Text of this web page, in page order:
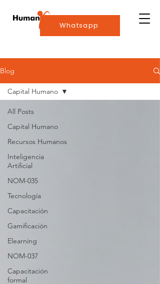
Whatsapp
Blog
All Posts
Capital Humano
Recursos Humanos
Inteligencia
Artificial
NOM-035
Tecnología
Capacitación
Gamificación
Elearning
NOM-037
Capacitación
formal
Capital Humano